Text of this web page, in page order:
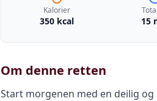
Kalorier
350 kcal 15
Om denne retten
Start morgenen med en deilig